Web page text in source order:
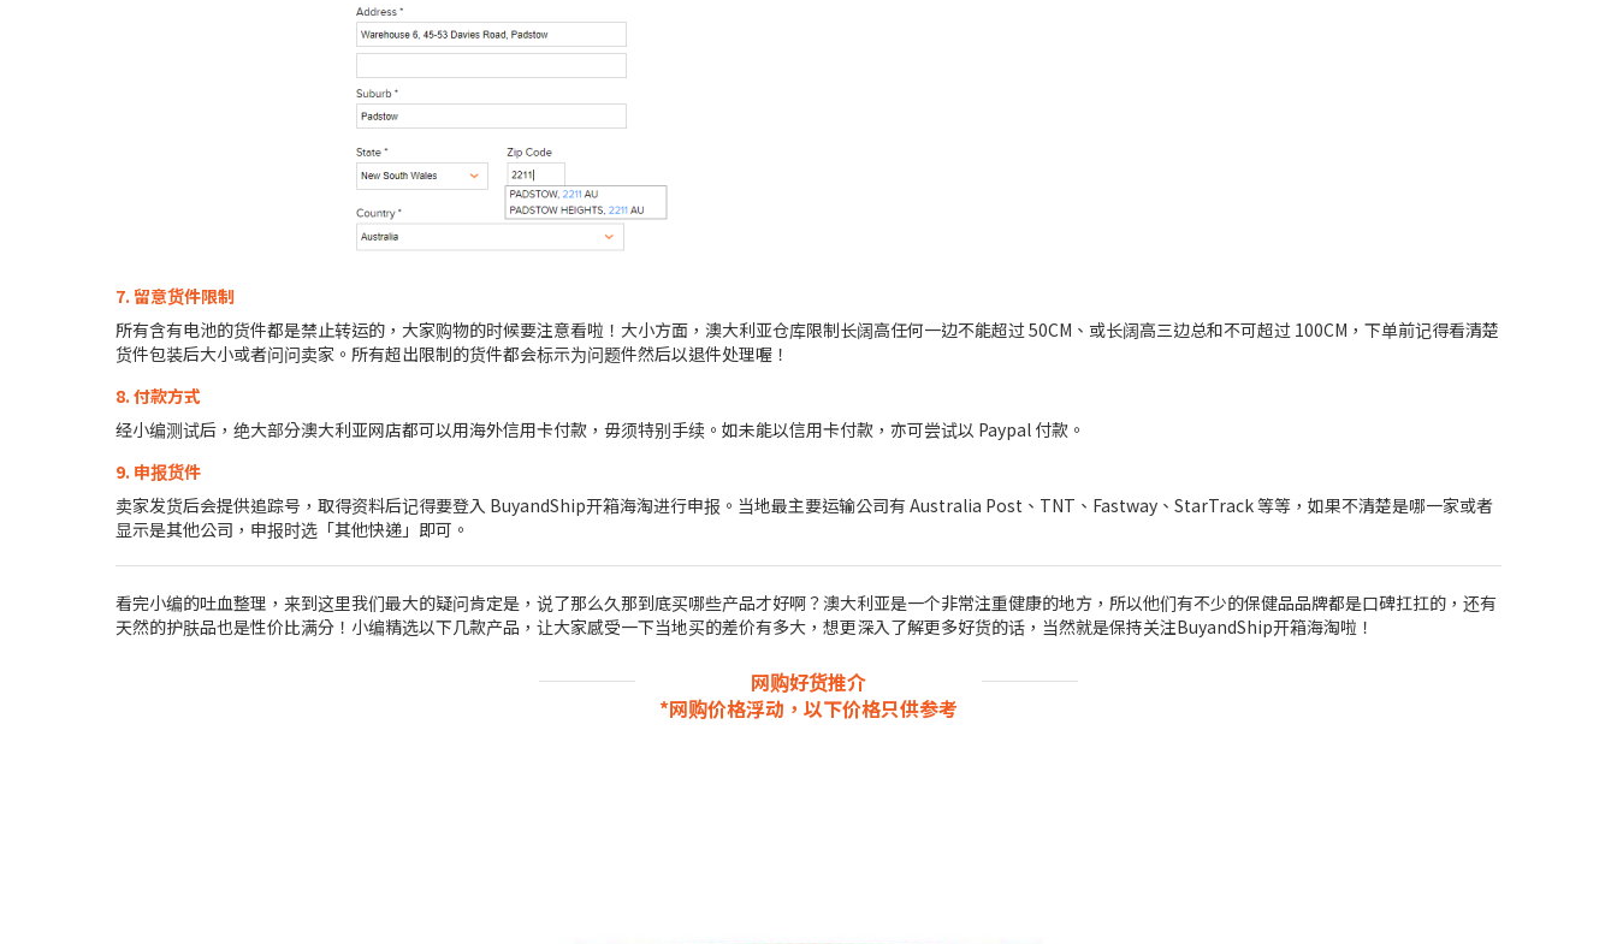
7. 留意货件限制
所有含有电池的货件都是禁止转运的，大家购物的时候要注意看啦！大小方面，澳大利亚仓库限制长阔高任何一边不能超过 50CM、或长阔高三边总和不可超过 100CM，下单前记得看清楚
货件包装后大小或者问问卖家。所有超出限制的货件都会标示为问题件然后以退件处理喔！
8. 付款方式
经小编测试后，绝大部分澳大利亚网店都可以用海外信用卡付款，毋须特别手续。如未能以信用卡付款，亦可尝试以 Paypal 付款。
9. 申报货件
卖家发货后会提供追踪号，取得资料后记得要登入 BuyandShip开箱海淘进行申报。当地最主要运输公司有 Australia Post、TNT、Fastway、StarTrack 等等，如果不清楚是哪一家或者
显示是其他公司，申报时选「其他快递」即可。
看完小编的吐血整理，来到这里我们最大的疑问肯定是，说了那么久那到底买哪些产品才好啊？澳大利亚是一个非常注重健康的地方，所以他们有不少的保健品品牌都是口碑扛扛的，还有
天然的护肤品也是性价比满分！小编精选以下几款产品，让大家感受一下当地买的差价有多大，想更深入了解更多好货的话，当然就是保持关注BuyandShip开箱海淘啦！
网购好货推介
*网购价格浮动，以下价格只供参考